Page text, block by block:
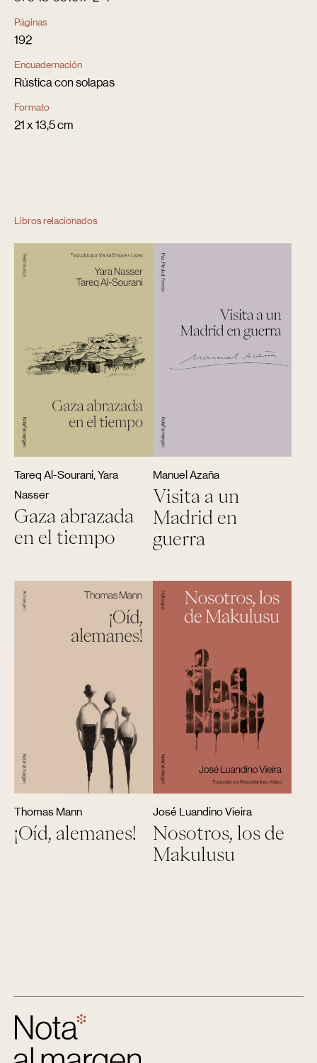
Páginas
192
Encuadernación
Rústica con solapas
Formato
21 x 13,5 cm
Libros relacionados
Tareq Al-Sourani, Yara
Nasser
Gaza abrazada
en el tiempo
Manuel Azaña
Visita a un
Madrid en
guerra
Thomas Mann
¡Oíd, alemanes!
José Luandino Vieira
Nosotros, los de
Makulusu